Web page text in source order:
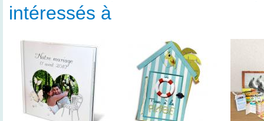
intéressés à